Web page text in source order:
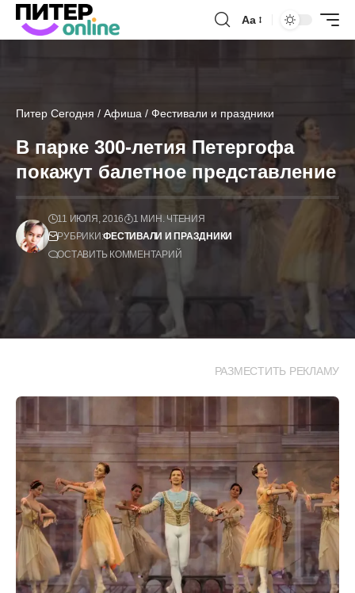
Аа
Питер Сегодня / Афиша / Фестивали и праздники
В парке 300-летия Петергофа
покажут балетное представление
11 ИЮЛЯ, 2016
1 МИН. ЧТЕНИЯ
РУБРИКИ:ФЕСТИВАЛИ И ПРАЗДНИКИ
ОСТАВИТЬ КОММЕНТАРИЙ
РАЗМЕСТИТЬ РЕКЛАМУ